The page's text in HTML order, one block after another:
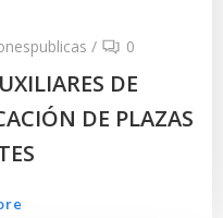
/ 0
DE
DE PLAZAS